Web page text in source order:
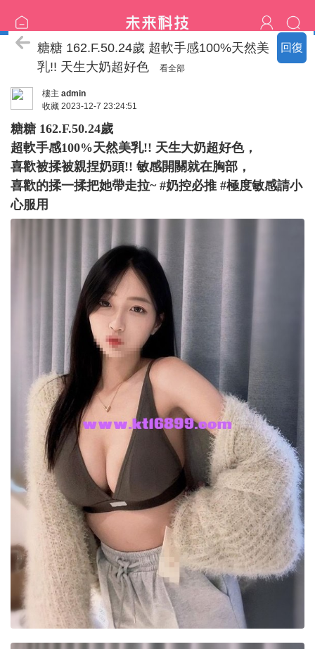
回復
臺北の新北名單
糖糖 162.F.50.24歲 超軟手感100%天然美
乳!! 天生大奶超好色
看全部
樓主 admin
收藏 2023-12-7 23:24:51
糖糖 162.F.50.24歲
超軟手感100%天然美乳!! 天生大奶超好色，
喜歡被揉被親捏奶頭!! 敏感開關就在胸部，
喜歡的揉一揉把她帶走拉~ #奶控必推 #極度敏感請小
心服用